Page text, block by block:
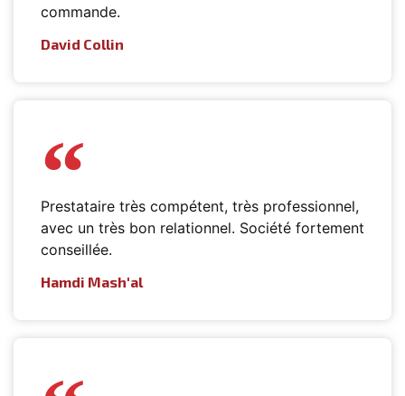
commande.
David Collin
Prestataire très compétent, très professionnel,
avec un très bon relationnel. Société fortement
conseillée.
Hamdi Mash'al